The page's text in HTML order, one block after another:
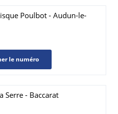
Poulbot - Audun-le-
le numéro
Serre - Baccarat